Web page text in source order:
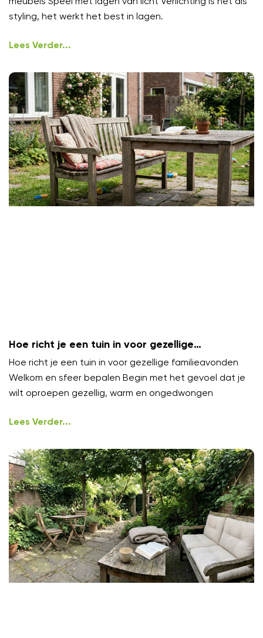
styling, het werkt het best in lagen.
Lees Verder...
Hoe richt je een tuin in voor gezellige
familieavonden?
Hoe richt je een tuin in voor gezellige familieavonden
Welkom en sfeer bepalen Begin met het gevoel dat je
wilt oproepen gezellig, warm en ongedwongen
Lees Verder...